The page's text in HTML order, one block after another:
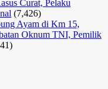
Curat, Pelaku
(7,426)
Ayam di Km 15,
Oknum TNI, Pemilik